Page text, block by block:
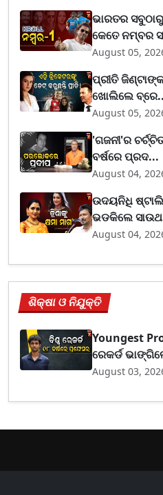
ଭାରତର
କେତେ ନମ୍ବର
August 05,
ପ୍ରୀତି
ଖୋଲିଲେ
August 05,
'ଗଜନୀ'ର
ବର୍ଷରେ ପ୍ରଦ...
August 04,
ଉଦୟନିଧି
ଭଡକିଲେ
August 04,
ଶିକ୍ଷା ଓ ନିଯୁକ୍ତି
Youngest
ରେକର୍ଡ
August 03,